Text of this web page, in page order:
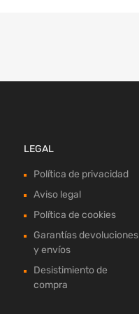
LEGAL
Política de privacidad
Aviso legal
Política de cookies
Garantías devoluciones
y envíos
Desistimiento de
compra